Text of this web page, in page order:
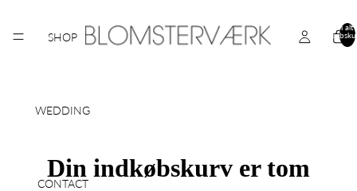
SHOP
WEDDING
CONTACT
Varer i alt i
Din indkøbskurv er tom